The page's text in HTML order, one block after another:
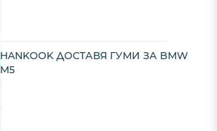
HANKOOK ДОСТАВЯ ГУМИ ЗА BMW
M5